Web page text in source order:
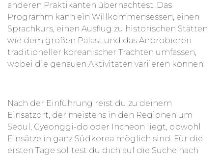
anderen Praktikanten übernachtest. Das
Programm kann ein Willkommensessen, einen
Sprachkurs, einen Ausflug zu historischen Stätten
wie dem großen Palast und das Anprobieren
traditioneller koreanischer Trachten umfassen,
wobei die genauen Aktivitäten variieren können.
Nach der Einführung reist du zu deinem
Einsatzort, der meistens in den Regionen um
Seoul, Gyeonggi-do oder Incheon liegt, obwohl
Einsätze in ganz Südkorea möglich sind. Für die
ersten Tage solltest du dich auf die Suche nach